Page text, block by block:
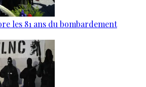
les 81 ans du bombardement